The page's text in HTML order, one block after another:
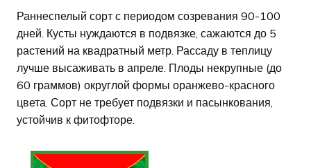
Раннеспелый сорт с периодом созревания 90-100
дней. Кусты нуждаются в подвязке, сажаются до 5
растений на квадратный метр. Рассаду в теплицу
лучше высаживать в апреле. Плоды некрупные (до
60 граммов) округлой формы оранжево-красного
цвета. Сорт не требует подвязки и пасынкования,
устойчив к фитофторе.